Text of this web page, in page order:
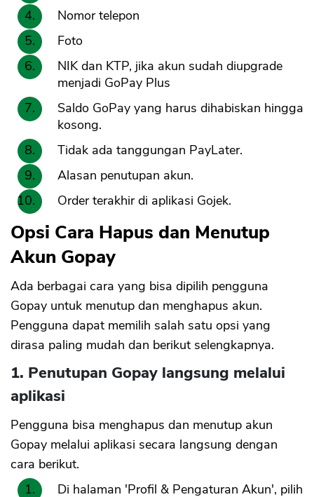
Nomor telepon
Foto
NIK dan KTP, jika akun sudah diupgrade
menjadi GoPay Plus
Saldo GoPay yang harus dihabiskan hingga
kosong.
Tidak ada tanggungan PayLater.
Alasan penutupan akun.
Order terakhir di aplikasi Gojek.
Opsi Cara Hapus dan Menutup
Akun Gopay
Ada berbagai cara yang bisa dipilih pengguna
Gopay untuk menutup dan menghapus akun.
Pengguna dapat memilih salah satu opsi yang
dirasa paling mudah dan berikut selengkapnya.
1. Penutupan Gopay langsung melalui
aplikasi
Pengguna bisa menghapus dan menutup akun
Gopay melalui aplikasi secara langsung dengan
cara berikut.
Di halaman 'Profil & Pengaturan Akun', pilih